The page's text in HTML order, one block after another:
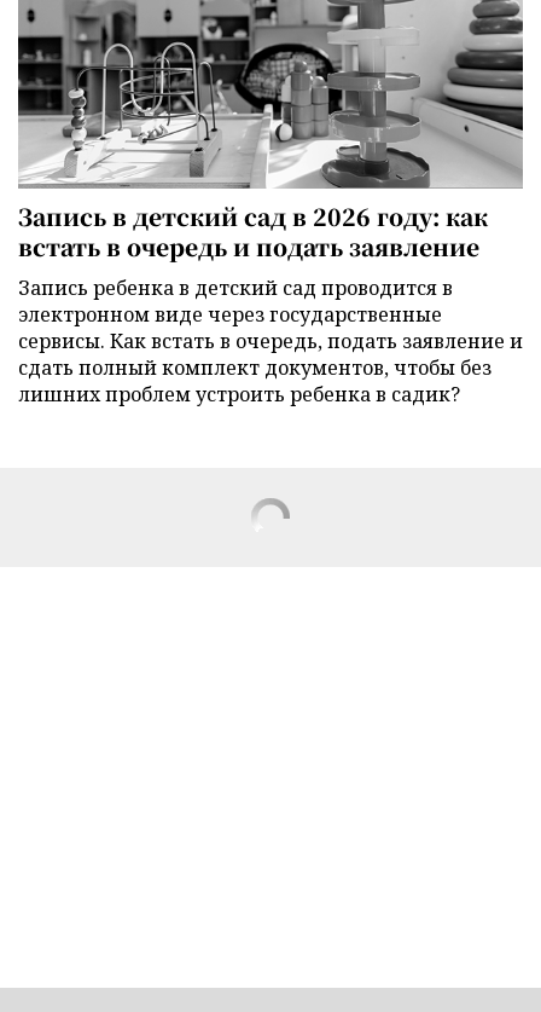
Запись в детский сад в 2026 году: как
встать в очередь и подать заявление
Запись ребенка в детский сад проводится в
электронном виде через государственные
сервисы. Как встать в очередь, подать заявление и
сдать полный комплект документов, чтобы без
лишних проблем устроить ребенка в садик?